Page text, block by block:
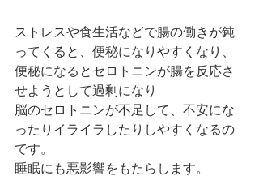
ストレスや食生活などで腸の働きが鈍
ってくると、便秘になりやすくなり、
便秘になるとセロトニンが腸を反応さ
せようとして過剰になり
脳のセロトニンが不足して、不安にな
ったりイライラしたりしやすくなるの
です。
睡眠にも悪影響をもたらします。